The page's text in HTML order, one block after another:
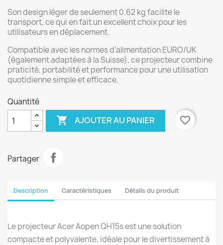
Son design léger de seulement 0,62 kg facilite le
transport, ce qui en fait un excellent choix pour les
utilisateurs en déplacement.
Compatible avec les normes d’alimentation EURO/UK
(également adaptées à la Suisse), ce projecteur combine
praticité, portabilité et performance pour une utilisation
quotidienne simple et efficace.
Quantité
 AJOUTER AU PANIER favorite_border
Partager
Description Caractéristiques Détails du produit
Le projecteur Acer Aopen QH15s est une solution
compacte et polyvalente, idéale pour le divertissement à